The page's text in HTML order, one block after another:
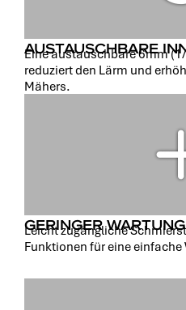
AUSTAUSCHBARE
Eine austauschbare 6mm
reduziert den Lärm und
Mähers.
GERINGER
Leicht zugängliche
Funktionen für eine einfache